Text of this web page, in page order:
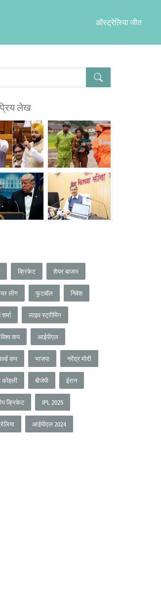
ऑस्ट्रेलिया जीत
लेख
क्रिकेट शेयर बाजार
लीग फुटबॉल निवेश
लाइव स्ट्रीमिंग
कप आईपीएल
कप भाजपा नरेंद्र मोदी
कोहली बीजेपी ईरान
क्रिकेट IPL 2025
आईपीएल 2024